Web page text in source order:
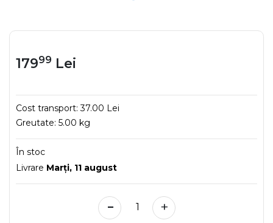
17999 Lei
Cost transport:37.00 Lei
Greutate: 5.00 kg
În stoc
Livrare Marţi, 11 august
- +